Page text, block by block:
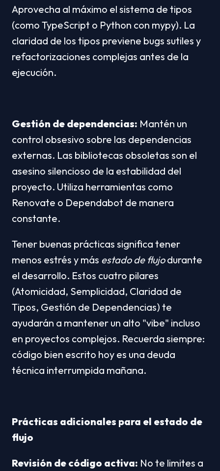
Aprovecha al máximo el sistema de tipos
(como TypeScript o Python con mypy). La
claridad de los tipos previene bugs sutiles y
refactorizaciones complejas antes de la
ejecución.
Gestión de dependencias: Mantén un
control obsesivo sobre las dependencias
externas. Las bibliotecas obsoletas son el
asesino silencioso de la estabilidad del
proyecto. Utiliza herramientas como
Renovate o Dependabot de manera
constante.
Tener buenas prácticas significa tener
menos estrés y más estado de flujo durante
el desarrollo. Estos cuatro pilares
(Atomicidad, Semplicidad, Claridad de
Tipos, Gestión de Dependencias) te
ayudarán a mantener un alto "vibe" incluso
en proyectos complejos. Recuerda siempre:
código bien escrito hoy es una deuda
técnica interrumpida mañana.
Prácticas adicionales para el estado de
flujo
Revisión de código activa: No te limites a